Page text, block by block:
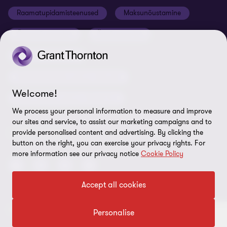
Global reach
Nõuded tarnijatele
Rikkumisest teavitamine
Raamatupidamisteenused Maksunõustamine
Finantsnõustamine
Personaliteenused ja värbamine
LEIDKE MEID!
© 2026 Grant Thornton Baltic OÜ. Kõik õigused kaitstud.
Welcome!
We process your personal information to measure and improve
our sites and service, to assist our marketing campaigns and to
provide personalised content and advertising. By clicking the
button on the right, you can exercise your privacy rights. For
more information see our privacy notice Cookie Policy
Accept all cookies
Personalise